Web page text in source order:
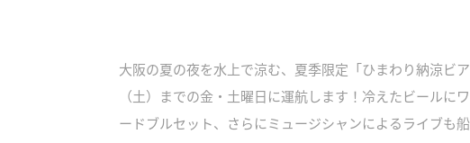
大阪の夏の夜を水上で涼む、夏季限定「ひまわり納涼ビ
（土）までの金・土曜日に運航します！冷えたビールに
ードブルセット、さらにミュージシャンによるライブも